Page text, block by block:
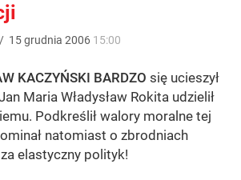
/ 15grudnia 2006 15:00
KACZYŃSKI BARDZO się ucieszył
Maria Władysław Rokita udzielił
Podkreślił walory moralne tej
natomiast o zbrodniach
elastyczny polityk!